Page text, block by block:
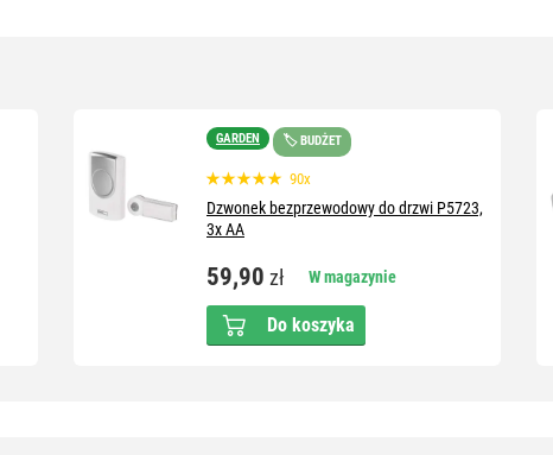
GARDEN 🏷️ BUDŻET
90x
Dzwonek bezprzewodowy do drzwi P5723,
3x AA
59,90 zł W magazynie
Do koszyka